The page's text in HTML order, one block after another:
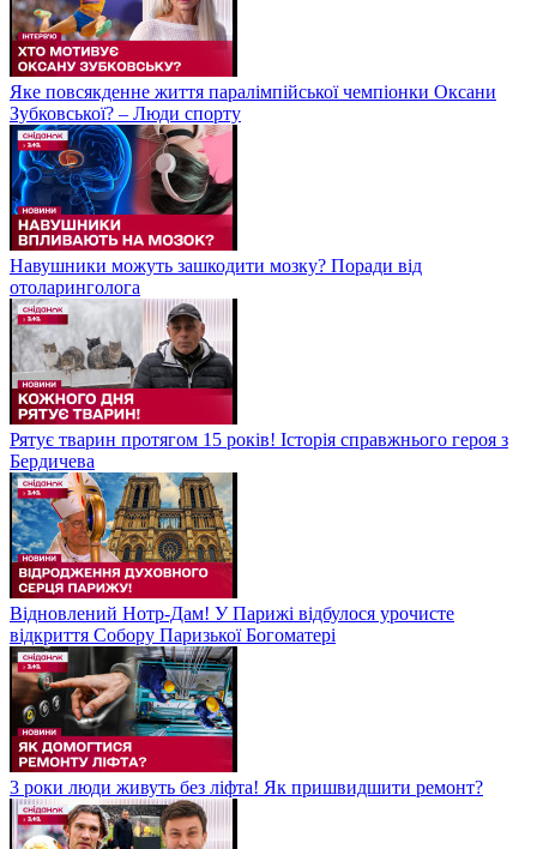
Яке повсякденне життя паралімпійської чемпіонки Оксани
Зубковської? – Люди спорту
Навушники можуть зашкодити мозку? Поради від
отоларинголога
Рятує тварин протягом 15 років! Історія справжнього героя з
Бердичева
Відновлений Нотр-Дам! У Парижі відбулося урочисте
відкриття Собору Паризької Богоматері
3 роки люди живуть без ліфта! Як пришвидшити ремонт?